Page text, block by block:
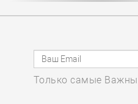
29.12, 12:25 0 1718
В строительный полдень.
жилья в России впервые
Только самые